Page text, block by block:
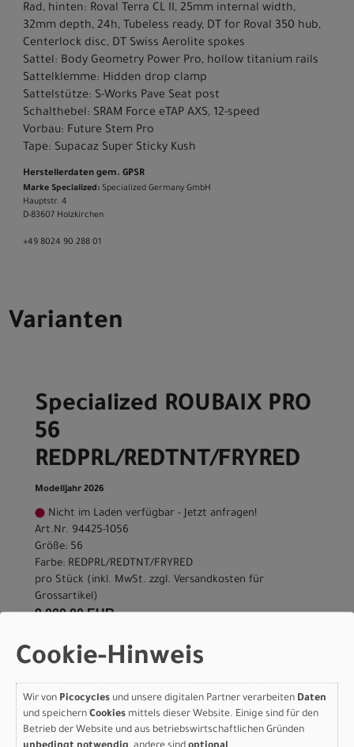
Rad, hinten: Roval Terra CL II, 25mm internal width,
32mm depth, 24h, Tubeless ready, DT for Roval 350 hub,
Centerlock disc, DT Swiss Aerolite spokes
Sattel: Body Geometry Power Pro, hollow titanium rails
Sattelklemme: Hidden drop clamp
Sattelstütze: S-Works Pave Seat post
Schalthebel: SRAM Force eTAP AXS, 12-speed
Vorbau: Future Stem Pro
Tape: Supacaz Super Sticky Kush
Herstellerdaten gem. GPSR
Marke Specialized: Specialized Germany GmbH
Hauptstr. 4
D-83607 Holzkirchen
+49 8024 90 288 01
Varianten
Specialized ROUBAIX PRO
56
REDPRL/REDTNT/FRYRED
Modelljahr 2026
Nicht im Laden verfügbar - Jetzt anfragen!
Art.Nr. 94425-1056
Größe: 56
Farbe: REDPRL/REDTNT/FRYRED
pro Stück (inkl. MwSt. zzgl. Versandkosten für
Grossartikel)
9.000,00 EUR
Specialized ROUBAIX PRO
52
REDPRL/REDTNT/FRYRED
Modelljahr 2026
Cookie-Hinweis
Wir von Picocycles und unsere digitalen Partner verarbeiten Daten
und speichern Cookies mittels dieser Website. Einige sind für den
Betrieb der Website und aus betriebswirtschaftlichen Gründen